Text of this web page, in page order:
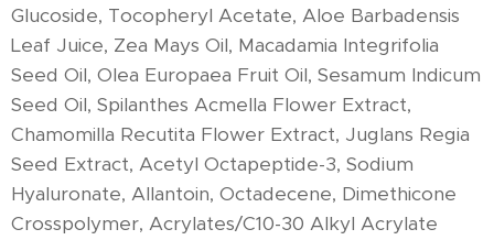
Glucoside, Tocopheryl Acetate, Aloe Barbadensis
Leaf Juice, Zea Mays Oil, Macadamia Integrifolia
Seed Oil, Olea Europaea Fruit Oil, Sesamum Indicum
Seed Oil, Spilanthes Acmella Flower Extract,
Chamomilla Recutita Flower Extract, Juglans Regia
Seed Extract, Acetyl Octapeptide-3, Sodium
Hyaluronate, Allantoin, Octadecene, Dimethicone
Crosspolymer, Acrylates/C10-30 Alkyl Acrylate